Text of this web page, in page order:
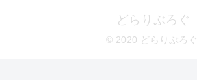
どらりぶろぐ
© 2020 どらりぶろぐ.